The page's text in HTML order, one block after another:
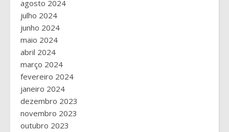
agosto 2024
julho 2024
junho 2024
maio 2024
abril 2024
março 2024
fevereiro 2024
janeiro 2024
dezembro 2023
novembro 2023
outubro 2023